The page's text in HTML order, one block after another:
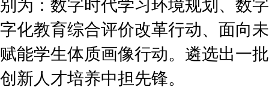
别为：数字时代学习环境规划、数
字化教育综合评价改革行动、面向
赋能学生体质画像行动。遴选出一
创新人才培养中担先锋。